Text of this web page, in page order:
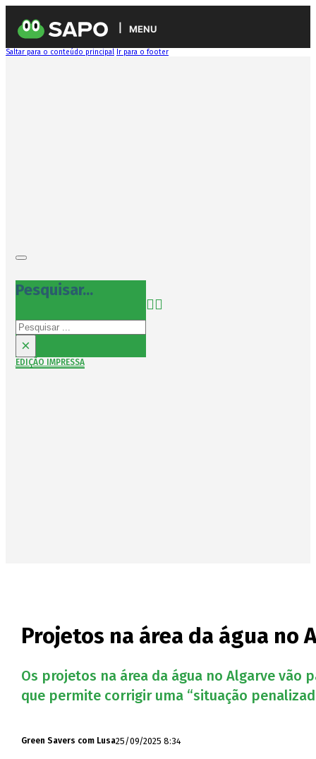
MENU
Saltar para o conteúdo principal Ir para o footer
Pesquisar...
Pesquisar
×
EDIÇÃO IMPRESSA
Projetos na área da água no
Os projetos na área da água no Algarve
que permite corrigir uma “situação
Green Savers com Lusa25/09/2025 8:34